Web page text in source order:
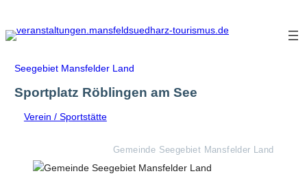
Inhalt
springen
Seegebiet Mansfelder Land
Sportplatz Röblingen am See
Verein / Sportstätte
Gemeinde Seegebiet Mansfelder Land